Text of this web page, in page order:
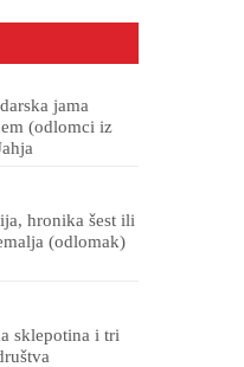
jama
(odlomci iz
hronika šest ili
(odlomak)
sklepotina i tri